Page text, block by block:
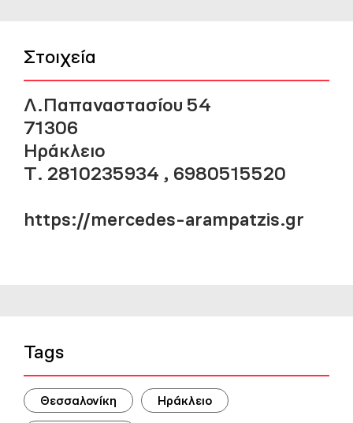
Στοιχεία
Λ.Παπαναστασίου 54
71306
Ηράκλειο
Τ. 2810235934 , 6980515520
https://mercedes-arampatzis.gr
Tags
Θεσσαλονίκη Ηράκλειο